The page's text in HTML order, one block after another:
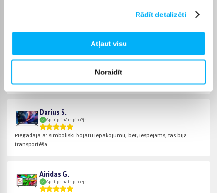
Rādīt detalizēti
Atļaut visu
Noraidīt
Piegādāja diezgan ātri un kārtīgi. Prece darbojas tā, kā no tās tika
gaidīts.
Darius S.
Apstiprināts pircējs
Piegādāja ar simboliski bojātu iepakojumu, bet, iespējams, tas bija
transportēša ...
Airidas G.
Apstiprināts pircējs